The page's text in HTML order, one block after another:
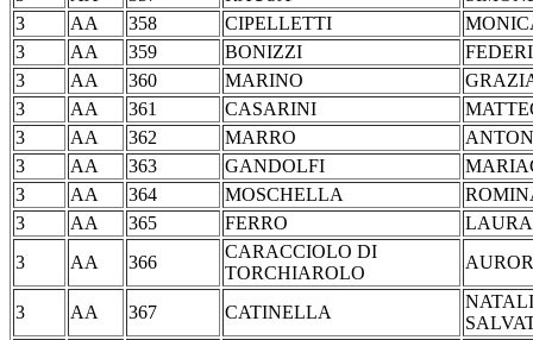
3
AA 358 CIPELLETTI
3
AA 359 BONIZZI
3
AA 360 MARINO
3
AA 361 CASARINI
3
AA 362 MARRO
3
AA 363 GANDOLFI
3
AA 364 MOSCHELLA
3
AA 365 FERRO
3
AA 366
CARACCIOLO DI
TORCHIAROLO
3 AA 367 CATINELLA